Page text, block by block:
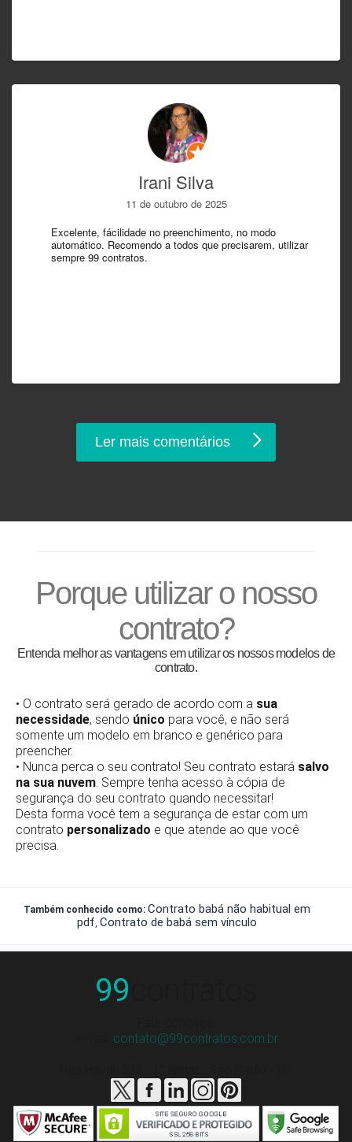
Irani Silva
11 de outubro de 2025
Excelente, fácilidade no preenchimento, no modo
automático. Recomendo a todos que precisarem, utilizar
sempre 99 contratos.
Ler mais comentários
Porque utilizar o nosso
contrato?
Entenda melhor as vantagens em utilizar os nossos modelos de
contrato.
• O contrato será gerado de acordo com a sua
necessidade, sendo único para você, e não será
somente um modelo em branco e genérico para
preencher.
• Nunca perca o seu contrato! Seu contrato estará salvo
na sua nuvem . Sempre tenha acesso à cópia de
segurança do seu contrato quando necessitar!
Desta forma você tem a segurança de estar com um
contrato personalizado e que atende ao que você
precisa.
Também conhecido como: Contrato babá não habitual em
pdf,Contrato de babá sem vínculo
99
contato@99contratos.com.br